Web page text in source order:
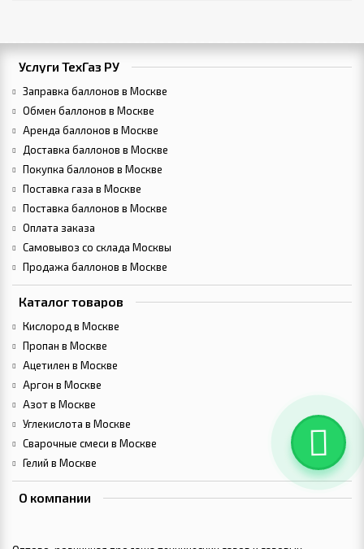
Услуги ТехГаз РУ
Заправка баллонов в Москве
Обмен баллонов в Москве
Аренда баллонов в Москве
Доставка баллонов в Москве
Покупка баллонов в Москве
Поставка газа в Москве
Поставка баллонов в Москве
Оплата заказа
Самовывоз со склада Москвы
Продажа баллонов в Москве
Каталог товаров
Кислород в Москве
Пропан в Москве
Ацетилен в Москве
Аргон в Москве
Азот в Москве
Углекислота в Москве
Сварочные смеси в Москве
Гелий в Москве
О компании